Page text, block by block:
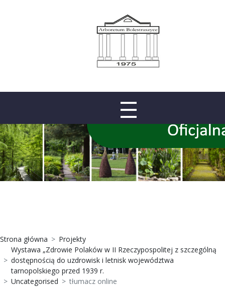
Strona główna
Projekty
Wystawa „Zdrowie Polaków w II Rzeczypospolitej z szczególną
dostępnością do uzdrowisk i letnisk województwa
tarnopolskiego przed 1939 r.
Uncategorised
tłumacz online